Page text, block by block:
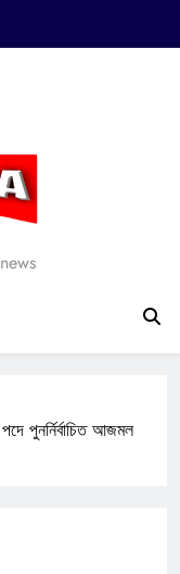
পুনর্নির্বাচিত আজমল